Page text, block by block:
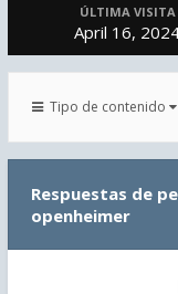
ÚLTIMA VISITA
April 16,
Tipo de contenido
Respuestas de
openheimer